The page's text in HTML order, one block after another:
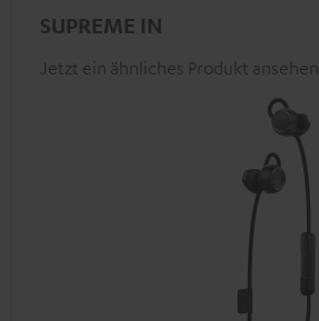
SUPREME IN
Jetzt ein ähnliches Produkt ansehen